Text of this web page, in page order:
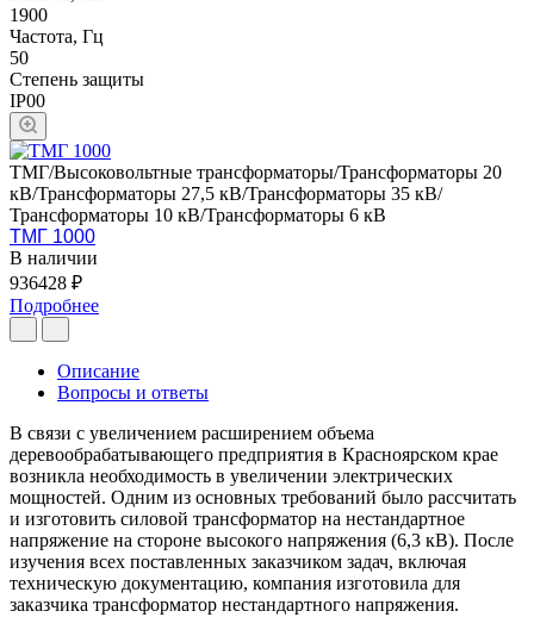
1900
Частота, Гц
50
Степень защиты
IP00
ТМГ/Высоковольтные трансформаторы/Трансформаторы 20
кВ/Трансформаторы 27,5 кВ/Трансформаторы 35 кВ/
Трансформаторы 10 кВ/Трансформаторы 6 кВ
ТМГ 1000
В наличии
936428 ₽
Подробнее
Описание
Вопросы и ответы
В связи с увеличением расширением объема
деревообрабатывающего предприятия в Красноярском крае
возникла необходимость в увеличении электрических
мощностей. Одним из основных требований было рассчитать
и изготовить силовой трансформатор на нестандартное
напряжение на стороне высокого напряжения (6,3 кВ). После
изучения всех поставленных заказчиком задач, включая
техническую документацию, компания изготовила для
заказчика трансформатор нестандартного напряжения.